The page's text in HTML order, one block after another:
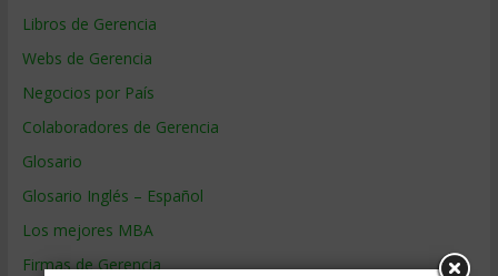
Libros de Gerencia
Webs de Gerencia
Negocios por País
Colaboradores de Gerencia
Glosario
Glosario Inglés – Español
Los mejores MBA
Firmas de Gerencia